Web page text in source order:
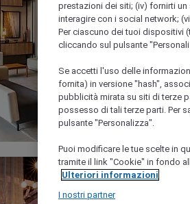
prestazioni dei siti; (iv) fornirti
interagire con i social network;
Per ciascuno dei tuoi dispositivi
cliccando sul pulsante
Se accetti l'uso delle
fornita) in versione "hash",
pubblicità mirata su siti di terze
possesso di tali terze parti. Per
pulsante "Personalizza".
Puoi modificare le tue scelte in
tramite il link "Cookie" in fondo
Ulteriori informazioni
I nostri partner